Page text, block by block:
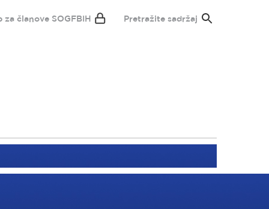
za članove SOGFBIH Pretražite sadržaj